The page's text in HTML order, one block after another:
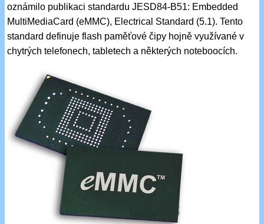
oznámilo publikaci standardu JESD84-B51: Embedded
MultiMediaCard (eMMC), Electrical Standard (5.1). Tento
standard definuje flash paměťové čipy hojně využívané v
chytrých telefonech, tabletech a některých noteboocích.